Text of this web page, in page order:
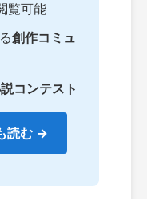
覧可能
創作コミュ
コンテスト
読む →